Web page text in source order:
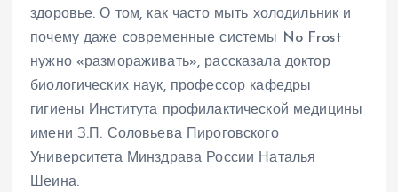
здоровье. О том, как часто мыть холодильник и
почему даже современные системы No Frost
нужно «размораживать», рассказала доктор
биологических наук, профессор кафедры
гигиены Института профилактической медицины
имени З.П. Соловьева Пироговского
Университета Минздрава России Наталья
Шеина.